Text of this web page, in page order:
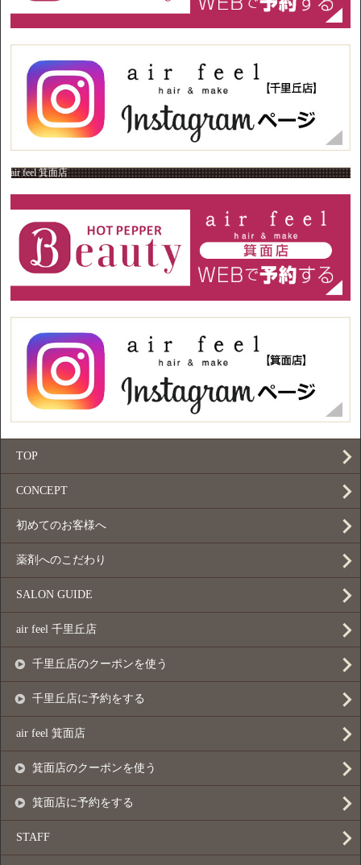
air feel 箕面店
TOP
CONCEPT
初めてのお客様へ
薬剤へのこだわり
SALON GUIDE
air feel 千里丘店
千里丘店のクーポンを使う
千里丘店に予約をする
air feel 箕面店
箕面店のクーポンを使う
箕面店に予約をする
STAFF